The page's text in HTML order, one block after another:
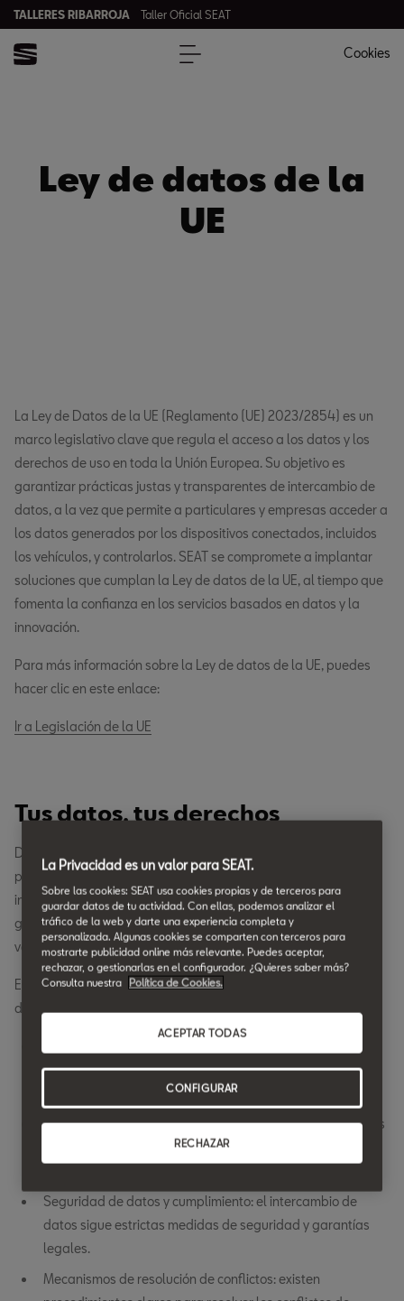
TALLERES RIBARROJA Taller Oficial SEAT
Cookies
Ley de datos de la
UE
La Ley de Datos de la UE (Reglamento (UE) 2023/2854) es un
marco legislativo clave que regula el acceso a los datos y los
derechos de uso en toda la Unión Europea. Su objetivo es
garantizar prácticas justas y transparentes de intercambio de
datos, a la vez que permite a particulares y empresas acceder a
los datos generados por los dispositivos conectados, incluidos
los vehículos, y controlarlos. SEAT se compromete a implantar
soluciones que cumplan la Ley de datos de la UE, al tiempo que
fomenta la confianza en los servicios basados en datos y la
innovación.
Para más información sobre la Ley de datos de la UE, puedes
hacer clic en este enlace:
Ir a Legislación de la UE
Tus datos, tus derechos
De acuerdo con la Ley de datos de la UE, defendemos los
principios de transparencia, equidad y control del usuario en el
intercambio de datos. La legislación garantiza que los datos
generados sean accesibles en condiciones bien definidas, a la
vez que prioriza la seguridad y el cumplimiento.
Estos son algunos de los principales aspectos de la Ley de
datos de la UE:
como las empresas tienen derecho a acceder a los datos
que generan y a gestionarlos.
Acceso y uso justos: los usuarios pueden solicitar sus datos
para sí mismos o compartirlos de forma segura con las
Seguridad de datos y cumplimiento: el intercambio de
datos sigue estrictas medidas de seguridad y garantías
legales.
Mecanismos de resolución de conflictos: existen
La Privacidad es un valor para SEAT.
Sobre las cookies: SEAT usa cookies propias y de terceros para
guardar datos de tu actividad. Con ellas, podemos analizar el
tráfico de la web y darte una experiencia completa y
personalizada. Algunas cookies se comparten con terceros para
mostrarte publicidad online más relevante. Puedes aceptar,
rechazar, o gestionarlas en el configurador. ¿Quieres saber más?
Consulta nuestra
Política de Cookies.
RECHAZAR
ACEPTAR TODAS
CONFIGURAR